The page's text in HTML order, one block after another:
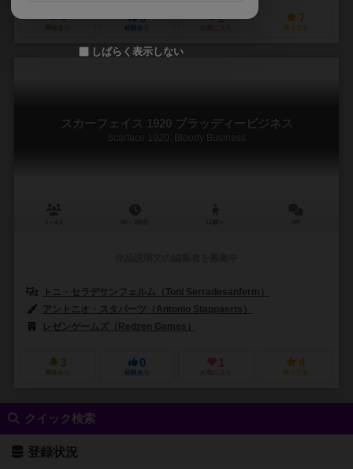
4
興味あり
3
経験あり
2 7
持ってる
スカーフェイス 1920 ブラッディービジネス
Scarface 1920: Bloody Business
トニ・セラデサンフェルム（Toni Serradesanferm）
アントニオ・スタパーツ（Antonio Stappaerts）
レゼンゲームズ（Redzen Games）
3
興味あり
0
経験あり
1
お気に入り
4
持ってる
クイック検索
登録状況
しばらく表示しない